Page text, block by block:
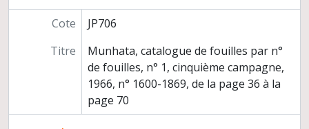
Médiation scientifique
Relations scientifiques
Participation à des instances
Titre et travaux
Cote
JP706
Titre
Munhata, catalogue de fouilles par n°
de fouilles, n° 1, cinquième campagne,
1966, n° 1600-1869, de la page 36 à la
page 70